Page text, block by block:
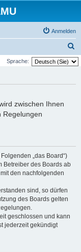
Anmelden
u
Sprache:
zwischen Ihnen
Regelungen
„das Board“)
Betreiber des Boards ab
den nachfolgenden
sind, so dürfen
des Boards gelten
geschlossen und kann
jederzeit gekündigt